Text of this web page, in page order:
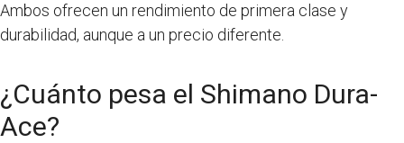
Ambos ofrecen un rendimiento de primera clase y
durabilidad, aunque a un precio diferente.
¿Cuánto pesa el Shimano Dura-
Ace?